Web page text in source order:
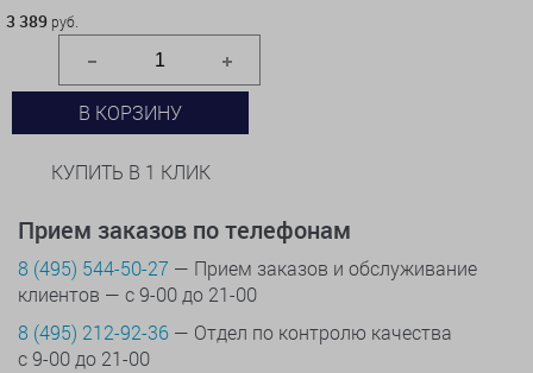
3 389 руб.
В КОРЗИНУ
КУПИТЬ В 1 КЛИК
Прием заказов по телефонам
8 (495) 544-50-27 — Прием заказов и обслуживание
клиентов — с 9-00 до 21-00
8 (495) 212-92-36 — Отдел по контролю качества
с 9-00 до 21-00